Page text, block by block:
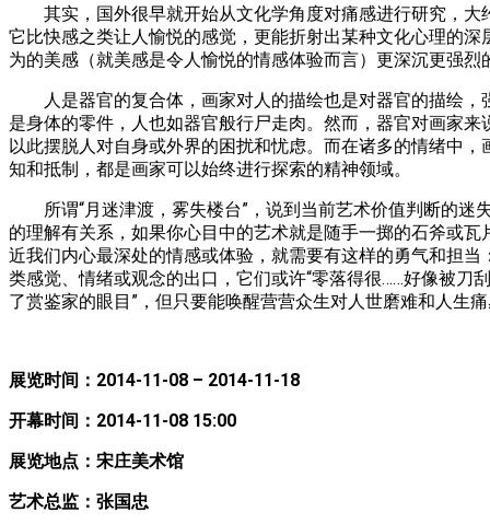
其实，国外很早就开始从文化学角度对痛感进行研究，大
它比快感之类让人愉悦的感觉，更能折射出某种文化心理的
为的美感（就美感是令人愉悦的情感体验而言）更深沉更强
人是器官的复合体，画家对人的描绘也是对器官的描绘，
是身体的零件，人也如器官般行尸走肉。然而，器官对画家
以此摆脱人对自身或外界的困扰和忧虑。而在诸多的情绪中
知和抵制，都是画家可以始终进行探索的精神领域。
所谓“月迷津渡，雾失楼台”，说到当前艺术价值判断的迷
的理解有关系，如果你心目中的艺术就是随手一掷的石斧或
近我们内心最深处的情感或体验，就需要有这样的勇气和担
类感觉、情绪或观念的出口，它们或许“零落得很……好像被刀
了赏鉴家的眼目”，但只要能唤醒营营众生对人世磨难和人生
展览时间：2014-11-08 – 2014-11-18
开幕时间：2014-11-08 15:00
展览地点：宋庄美术馆
艺术总监：张国忠